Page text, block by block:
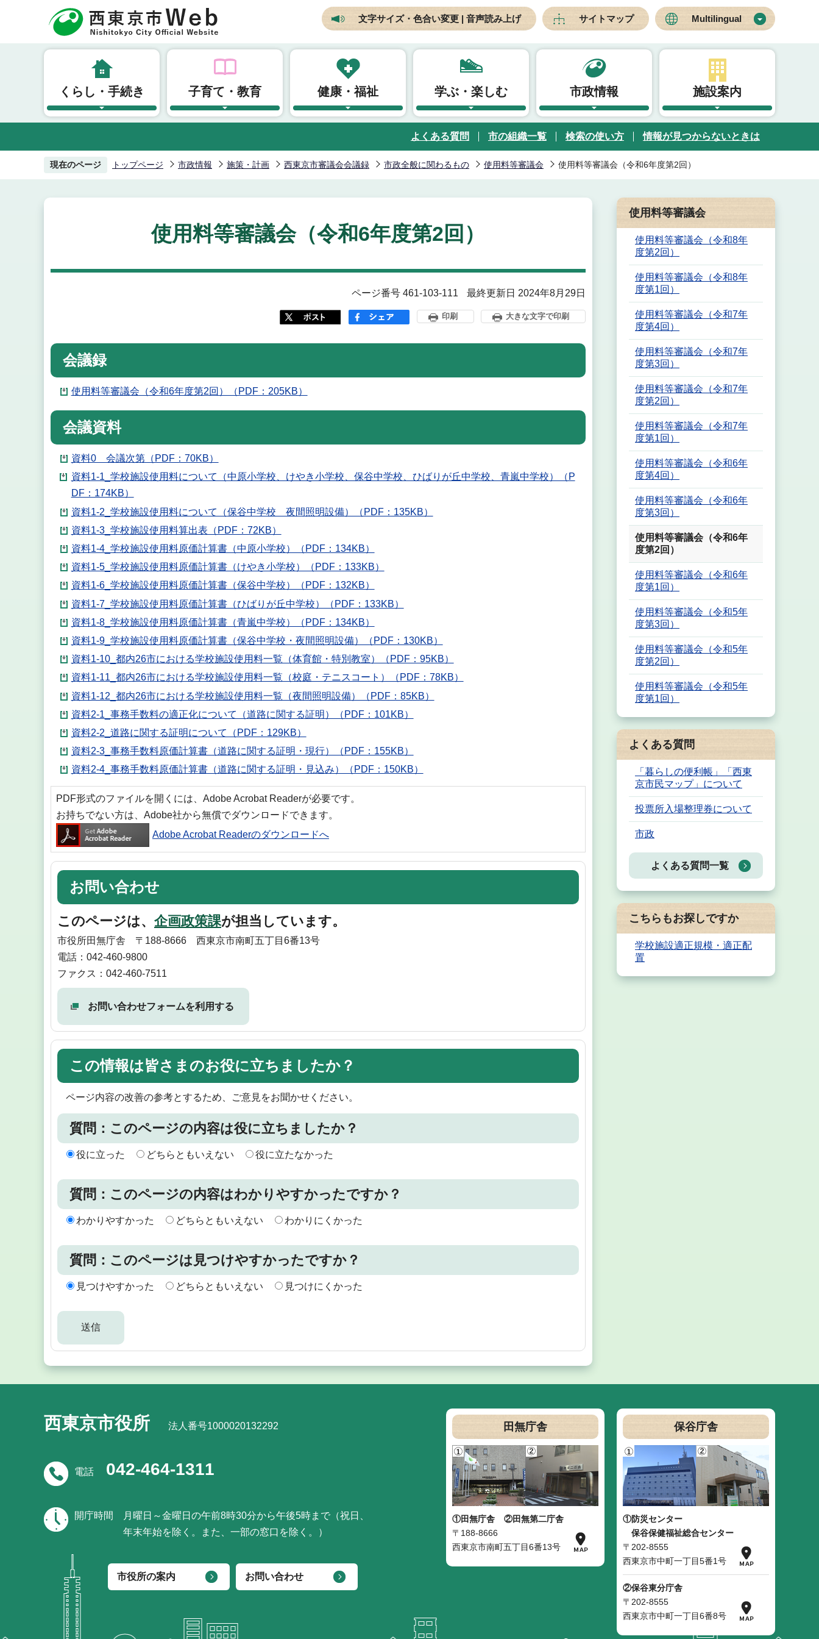
頭
文字サイズ・色合い変更 | 音声読み上げ サイトマップ Multilingual
くらし・手続き 子育て・教育 健康・福祉 学ぶ・楽しむ 市政情報 施設案内
よくある質問 市の組織一覧 検索の使い方 情報が見つからないときは
現在のページ トップページ 市政情報 施策・計画 西東京市審議会会議録 市政全般に関わるもの 使用料等審議会 使用料等審議会（令和6年度第2回）
使用料等審議会（令和6年度第2回）
ページ番号 461-103-111 最終更新日 2024年8月29日
印刷 大きな文字で印刷
会議録
使用料等審議会（令和6年度第2回）（PDF：205KB）
会議資料
資料0 会議次第（PDF：70KB）
資料1-1_学校施設使用料について（中原小学校、けやき小学校、保谷中学校、ひばりが丘中学校、青嵐中学校）（P
DF：174KB）
資料1-2_学校施設使用料について（保谷中学校 夜間照明設備）（PDF：135KB）
資料1-3_学校施設使用料算出表（PDF：72KB）
資料1-4_学校施設使用料原価計算書（中原小学校）（PDF：134KB）
資料1-5_学校施設使用料原価計算書（けやき小学校）（PDF：133KB）
資料1-6_学校施設使用料原価計算書（保谷中学校）（PDF：132KB）
資料1-7_学校施設使用料原価計算書（ひばりが丘中学校）（PDF：133KB）
資料1-8_学校施設使用料原価計算書（青嵐中学校）（PDF：134KB）
資料1-9_学校施設使用料原価計算書（保谷中学校・夜間照明設備）（PDF：130KB）
資料1-10_都内26市における学校施設使用料一覧（体育館・特別教室）（PDF：95KB）
資料1-11_都内26市における学校施設使用料一覧（校庭・テニスコート）（PDF：78KB）
資料1-12_都内26市における学校施設使用料一覧（夜間照明設備）（PDF：85KB）
資料2-1_事務手数料の適正化について（道路に関する証明）（PDF：101KB）
資料2-2_道路に関する証明について（PDF：129KB）
資料2-3_事務手数料原価計算書（道路に関する証明・現行）（PDF：155KB）
資料2-4_事務手数料原価計算書（道路に関する証明・見込み）（PDF：150KB）
PDF形式のファイルを開くには、Adobe Acrobat Readerが必要です。
お持ちでない方は、Adobe社から無償でダウンロードできます。
Adobe Acrobat Readerのダウンロードへ
お問い合わせ
このページは、 企画政策課が担当しています。
市役所田無庁舎 〒188-8666 西東京市南町五丁目6番13号
電話：042-460-9800
ファクス：042-460-7511
お問い合わせフォームを利用する
この情報は皆さまのお役に立ちましたか？
ページ内容の改善の参考とするため、ご意見をお聞かせください。
質問：このページの内容は役に立ちましたか？
役に立った どちらともいえない 役に立たなかった
質問：このページの内容はわかりやすかったですか？
わかりやすかった どちらともいえない わかりにくかった
質問：このページは見つけやすかったですか？
見つけやすかった どちらともいえない 見つけにくかった
使用料等審議会
使用料等審議会（令和8年
度第2回）
使用料等審議会（令和8年
度第1回）
使用料等審議会（令和7年
度第4回）
使用料等審議会（令和7年
度第3回）
使用料等審議会（令和7年
度第2回）
使用料等審議会（令和7年
度第1回）
使用料等審議会（令和6年
度第4回）
使用料等審議会（令和6年
度第3回）
使用料等審議会（令和6年
度第2回）
使用料等審議会（令和6年
度第1回）
使用料等審議会（令和5年
度第3回）
使用料等審議会（令和5年
度第2回）
使用料等審議会（令和5年
度第1回）
よくある質問
「暮らしの便利帳」「西東
京市民マップ」について
投票所入場整理券について
市政
よくある質問一覧
こちらもお探しですか
学校施設適正規模・適正配
置
西東京市役所 法人番号1000020132292
電話 042-464-1311
開庁時間
月曜日～金曜日の午前8時30分から午後5時まで（祝日、
年末年始を除く。また、一部の窓口を除く。）
市役所の案内 お問い合わせ
田無庁舎
①田無庁舎
②田無第二庁舎
〒188-8666
西東京市南町五丁目6番13号
保谷庁舎
①防災センター
保谷保健福祉総合センター
〒202-8555
西東京市中町一丁目5番1号
②保谷東分庁舎
〒202-8555
西東京市中町一丁目6番8号